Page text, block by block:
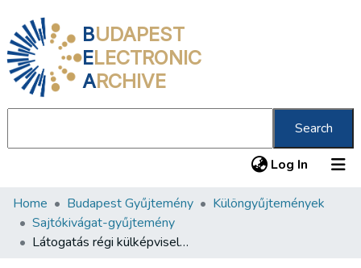
BUDAPEST
ELECTRONIC
ARCHIVE
Search
Log In (current)
Communities & Collections
All of DSpace
Home Budapest Gyűjtemény
Különgyűjtemények
Sajtókivágat-gyűjtemény
Látogatás régi külképviselőnknél a budai keserüvizforrásoknál